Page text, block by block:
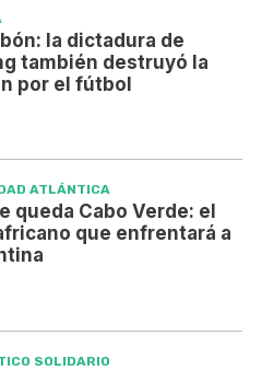
la dictadura de
también destruyó la
por el fútbol
ATLÁNTICA
queda Cabo Verde: el
que enfrentará a
SOLIDARIO